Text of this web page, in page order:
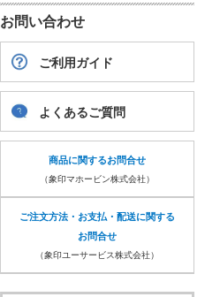
お問い合わせ
ご利用ガイド
よくあるご質問
商品に関するお問合せ
（象印マホービン株式会社）
ご注文方法・お支払・配送に関する
お問合せ
（象印ユーサービス株式会社）